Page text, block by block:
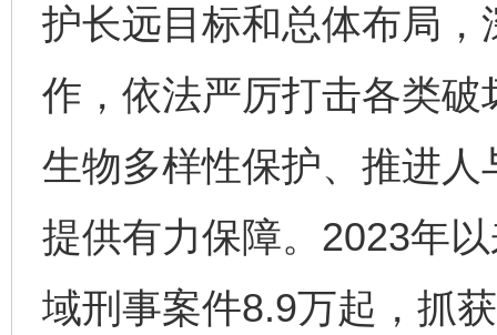
护长远目标和总体布局，
作，依法严厉打击各类
生物多样性保护、推进
提供有力保障。2023年
域刑事案件8.9万起，抓